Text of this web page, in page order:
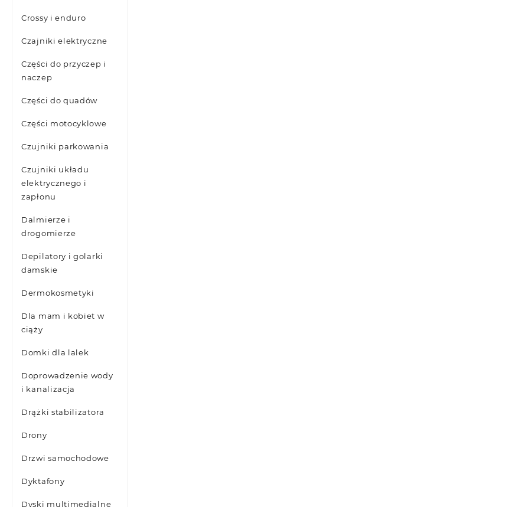
Crossy i enduro
Czajniki elektryczne
Części do przyczep i
naczep
Części do quadów
Części motocyklowe
Czujniki parkowania
Czujniki układu
elektrycznego i
zapłonu
Dalmierze i
drogomierze
Depilatory i golarki
damskie
Dermokosmetyki
Dla mam i kobiet w
ciąży
Domki dla lalek
Doprowadzenie wody
i kanalizacja
Drążki stabilizatora
Drony
Drzwi samochodowe
Dyktafony
Dyski multimedialne